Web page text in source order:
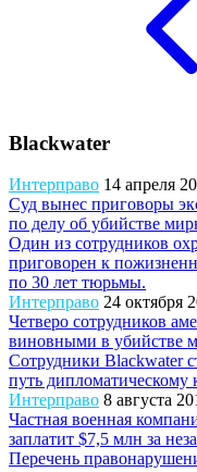
Blackwater
Интерправо 14 апреля
Суд вынес приговоры
по делу об убийстве
Один из сотрудников
приговорен к
по 30 лет тюрьмы.
Интерправо 24 октября
Четверо сотрудников
виновными в убийстве
Сотрудники Blackwater
путь дипломатическому
Интерправо 8 августа
Частная военная
заплатит $7,5 млн за
Перечень